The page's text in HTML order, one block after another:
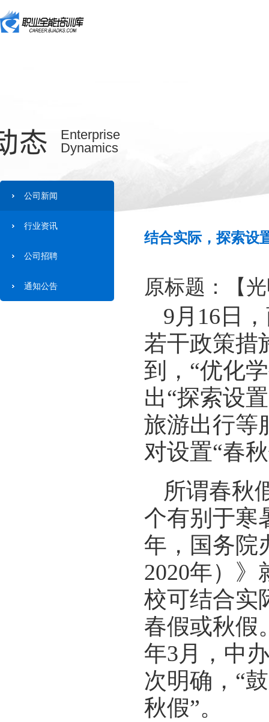
态
Enterprise
Dynamics
公司新闻
行业资讯
公司招聘
通知公告
结合实际，探索设
原标题：【
9月16日
若干政策措
到，“优化
出“探索设
旅游出行等
对设置“春
所谓春秋
个有别于寒
年，国务院
2020年）
校可结合实
春假或秋假
年3月，中
次明确，“
秋假”。